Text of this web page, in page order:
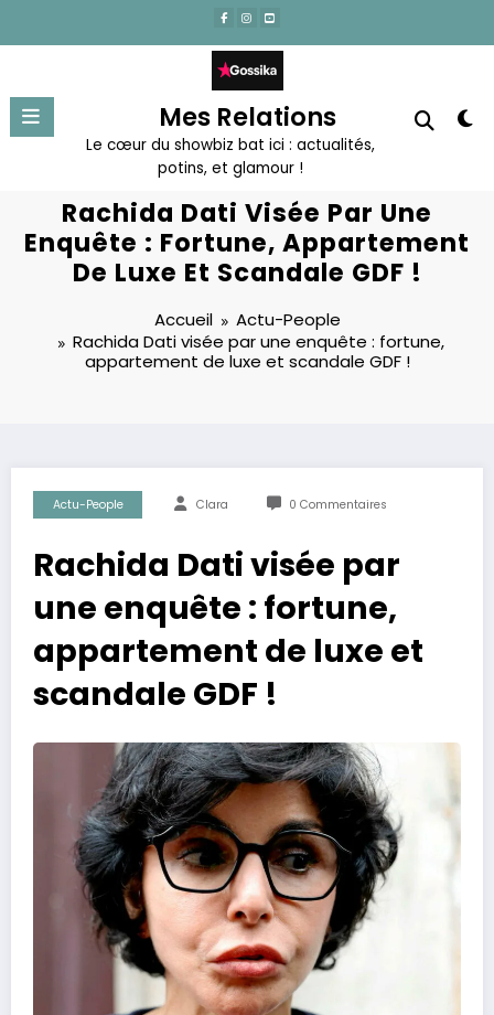
contenu
Mes Relations
Le cœur du showbiz bat ici : actualités,
potins, et glamour !
Rachida Dati Visée Par Une
Enquête : Fortune, Appartement
De Luxe Et Scandale GDF !
Accueil
Actu-People
Rachida Dati visée par une enquête : fortune,
appartement de luxe et scandale GDF !
Actu-People Clara 0 Commentaires
Rachida Dati visée par
une enquête : fortune,
appartement de luxe et
scandale GDF !